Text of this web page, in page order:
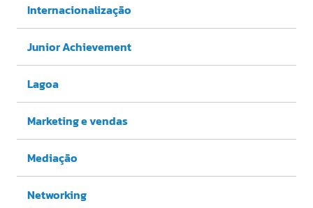
Internacionalização
Junior Achievement
Lagoa
Marketing e vendas
Mediação
Networking